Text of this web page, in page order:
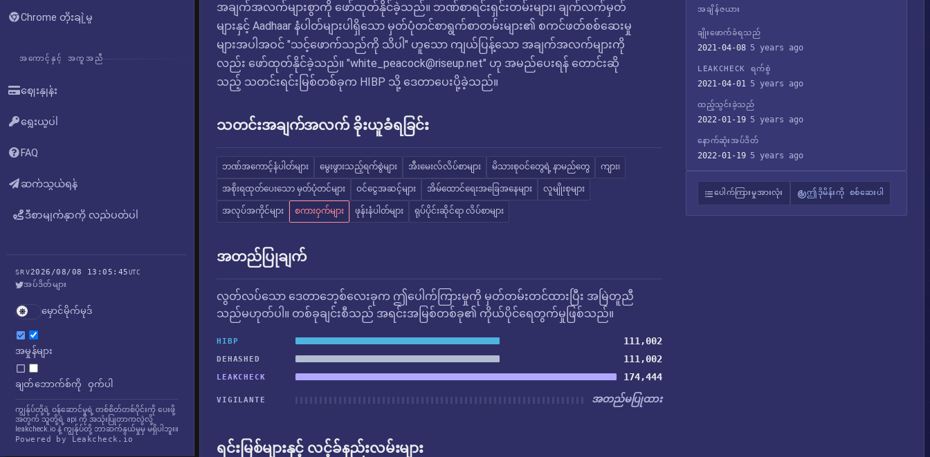
Chrome တိုးချဲ့မှု
အကောင့်နှင့် အကူအညီ
ဈေးနှုန်း
ရွေးယူပါ
FAQ
ဆက်သွယ်ရန်
ဒီစာမျက်နှာကို လည်ပတ်ပါ
SRV2026/08/08 13:05:45UTC
အပ်ဒိတ်များ
မှောင်မိုက်မုဒ်
အမှုန်များ
ချတ်ဘောက်စ်ကို ဝှက်ပါ
ကျွန်ုပ်တို့ရဲ့ ဝန်ဆောင်မှုရဲ့ တစ်စိတ်တစ်ပိုင်းကို ပေးဖို့
အတွက် သူတို့ရဲ့ api ကို အသုံးပြုတာကလွဲလို့
leakcheck.io နဲ့ ကျွန်ုပ်တို့ ဘာဆက်နွယ်မှုမှ မရှိပါဘူး။
Powered by Leakcheck.io
အချက်အလက်များစွာကို ဖော်ထုတ်နိုင်ခဲ့သည်။ ဘဏ်စာရင်းရှင်းတမ်းများ၊ ချက်လက်မှတ်
များနှင့် Aadhaar နံပါတ်များပါရှိသော မှတ်ပုံတင်စာရွက်စာတမ်းများ၏ စကင်ဖတ်စစ်ဆေးမှု
များအပါအဝင် "သင့်ဖောက်သည်ကို သိပါ" ဟူသော ကျယ်ပြန့်သော အချက်အလက်များကို
လည်း ဖော်ထုတ်နိုင်ခဲ့သည်။ "white_peacock@riseup.net" ဟု အမည်ပေးရန် တောင်းဆို
သည့် သတင်းရင်းမြစ်တစ်ခုက HIBP သို့ ဒေတာပေးပို့ခဲ့သည်။
သတင်းအချက်အလက် ခိုးယူခံရခြင်း
ဘဏ်အကောင့်နံပါတ်များ မွေးဖွားသည့်ရက်စွဲများ အီးမေးလ်လိပ်စာများ မိသားစုဝင်တွေရဲ့ နာမည်တွေ ကျား၊
အစိုးရထုတ်ပေးသော မှတ်ပုံတင်များ ဝင်ငွေအဆင့်များ အိမ်ထောင်ရေးအခြေအနေများ လူမျိုးစုများ
အလုပ်အကိုင်များ စကားဝှက်များ ဖုန်းနံပါတ်များ ရုပ်ပိုင်းဆိုင်ရာ လိပ်စာများ
အတည်ပြုချက်
လွတ်လပ်သော ဒေတာဘေ့စ်လေးခုက ဤပေါက်ကြားမှုကို မှတ်တမ်းတင်ထားပြီး အမြဲတူညီ
သည်မဟုတ်ပါ။ တစ်ခုချင်းစီသည် အရင်းအမြစ်တစ်ခု၏ ကိုယ်ပိုင်ရေတွက်မှုဖြစ်သည်။
HIBP 111,002
DEHASHED 111,002
LEAKCHECK 174,444
VIGILANTE အတည်မပြုထား
ရင်းမြစ်များနှင့် လင့်ခ်နည်းလမ်းများ
အချိန်ဇယား
ချိုးဖောက်ခံရသည်
2021-04-08 5 years ago
LEAKCHECK ရက်စွဲ
2021-04-01 5 years ago
ထည့်သွင်းခဲ့သည်
2022-01-19 5 years ago
နောက်ဆုံးအပ်ဒိတ်
2022-01-19 5 years ago
ပေါက်ကြားမှုအားလုံး ဤဒိုမိန်းကို စစ်ဆေးပါ